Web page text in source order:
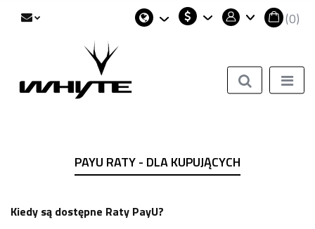
Zarejestruj się
Dodaj zgłoszenie
(0)
PAYU RATY - DLA KUPUJĄCYCH
Kiedy są dostępne Raty PayU?